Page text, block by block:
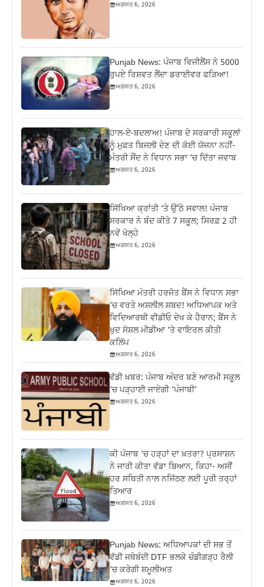
ਅਗਸਤ 6, 2026
Punjab News: ਪੰਜਾਬ ਵਿਜੀਲੈਂਸ ਨੇ 5000
ਰੁਪਏ ਰਿਸ਼ਵਤ ਲੈਂਦਾ ਡਰਾਈਵਰ ਫੜਿਆ!
ਅਗਸਤ 6, 2026
ਹਾਲ-ਏ-ਬਦਲਾਅ! ਪੰਜਾਬ ਦੇ ਸਰਕਾਰੀ ਸਕੂਲਾਂ
ਨੂੰ ਮੁਫ਼ਤ ਬਿਜਲੀ ਦੇਣ ਦੀ ਕੋਈ ਯੋਜਨਾ ਨਹੀਂ-
ਮੰਤਰੀ ਸੌਂਦ ਨੇ ਵਿਧਾਨ ਸਭਾ ‘ਚ ਦਿੱਤਾ ਜਵਾਬ
ਅਗਸਤ 6, 2026
ਸਿੱਖਿਆ ਕ੍ਰਾਂਤੀ ‘ਤੇ ਉੱਠੇ ਸਵਾਲ! ਪੰਜਾਬ
ਸਰਕਾਰ ਨੇ ਬੰਦ ਕੀਤੇ 7 ਸਕੂਲ; ਸਿਰਫ਼ 2 ਹੀ
ਨਵੇਂ ਖੋਲ੍ਹੇ
ਅਗਸਤ 6, 2026
ਸਿੱਖਿਆ ਮੰਤਰੀ ਹਰਜੋਤ ਬੈਂਸ ਨੇ ਵਿਧਾਨ ਸਭਾ
‘ਚ ਵਰਤੇ ਅਸ਼ਲੀਲ ਸ਼ਬਦ! ਅਧਿਆਪਕ ਅਤੇ
ਵਿਦਿਆਰਥੀ ਵੀਡੀਓ ਦੇਖ ਕੇ ਹੈਰਾਨ; ਬੈਂਸ ਨੇ
ਖੁਦ ਸੋਸ਼ਲ ਮੀਡੀਆ ‘ਤੇ ਵਾਇਰਲ ਕੀਤੀ
ਕਲਿੱਪ
ਅਗਸਤ 6, 2026
ਵੱਡੀ ਖ਼ਬਰ: ਪੰਜਾਬ ਅੰਦਰ ਬਣੇ ਆਰਮੀ ਸਕੂਲ
‘ਚ ਪੜ੍ਹਾਈ ਜਾਏਗੀ ‘ਪੰਜਾਬੀ’
ਅਗਸਤ 6, 2026
ਕੀ ਪੰਜਾਬ ‘ਚ ਹੜ੍ਹਾਂ ਦਾ ਖ਼ਤਰਾ? ਪ੍ਰਸਾਸ਼ਨ
ਨੇ ਜਾਰੀ ਕੀਤਾ ਵੱਡਾ ਬਿਆਨ, ਕਿਹਾ- ਅਸੀਂ
ਹਰ ਸਥਿਤੀ ਨਾਲ ਨਜਿੱਠਣ ਲਈ ਪੂਰੀ ਤਰ੍ਹਾਂ
ਤਿਆਰ
ਅਗਸਤ 6, 2026
Punjab News: ਅਧਿਆਪਕਾਂ ਦੀ ਸਭ ਤੋਂ
ਵੱਡੀ ਜਥੇਬੰਦੀ DTF ਭਲਕੇ ਚੰਡੀਗੜ੍ਹ ਰੈਲੀ
‘ਚ ਕਰੇਗੀ ਸ਼ਮੂਲੀਅਤ
ਅਗਸਤ 6, 2026